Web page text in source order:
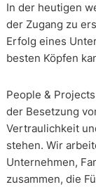
In der heutigen
der Zugang zu
Erfolg eines
besten Köpfen
People &
der Besetzung
Vertraulichkeit
stehen. Wir
Unternehmen,
zusammen, die